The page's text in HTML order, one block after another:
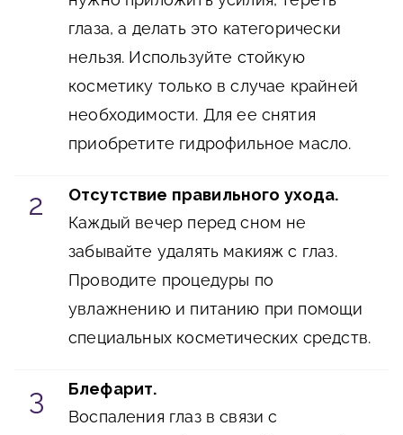
глаза, а делать это категорически
нельзя. Используйте стойкую
косметику только в случае крайней
необходимости. Для ее снятия
приобретите гидрофильное масло.
Отсутствие правильного ухода.
Каждый вечер перед сном не
забывайте удалять макияж с глаз.
Проводите процедуры по
увлажнению и питанию при помощи
специальных косметических средств.
Блефарит.
Воспаления глаз в связи с